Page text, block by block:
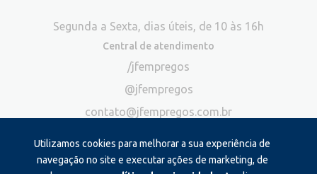
Utilizamos cookies para melhorar a sua experiência de
navegação no site e executar ações de marketing, de
Segunda a Sexta, dias úteis, de 10 às 16h
Central de atendimento
/jfempregos
@jfempregos
contato@jfempregos.com.br
Publicidade